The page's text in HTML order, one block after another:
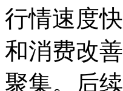
行情速度
和消费改
聚集。后